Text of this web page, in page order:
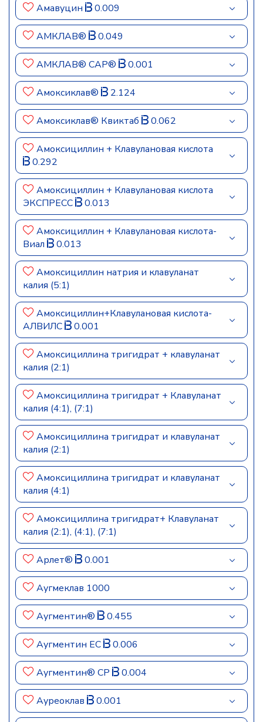
Амавуцин 0.009
АМКЛАВ® 0.049
АМКЛАВ® САР® 0.001
Амоксиклав® 2.124
Амоксиклав® Квиктаб 0.062
Амоксициллин + Клавулановая кислота
0.292
Амоксициллин + Клавулановая кислота
ЭКСПРЕСС
0.013
Амоксициллин + Клавулановая кислота-
Виал
0.013
Амоксициллин натрия и клавуланат
калия (5:1)
Амоксициллин+Клавулановая кислота-
АЛВИЛС
0.001
Амоксициллина тригидрат + клавуланат
калия (2:1)
Амоксициллина тригидрат + Клавуланат
калия (4:1), (7:1)
Амоксициллина тригидрат и клавуланат
калия (2:1)
Амоксициллина тригидрат и клавуланат
калия (4:1)
Амоксициллина тригидрат+ Клавуланат
калия (2:1), (4:1), (7:1)
Арлет® 0.001
Аугмеклав 1000
Аугментин® 0.455
Аугментин ЕС 0.006
Аугментин® СР 0.004
Ауреоклав 0.001